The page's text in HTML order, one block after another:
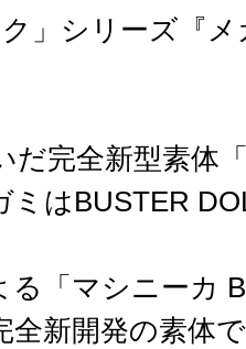
ク」シリーズ『
だ完全新型素体
ミはBUSTER
る「マシニーカ
全新開発の素体